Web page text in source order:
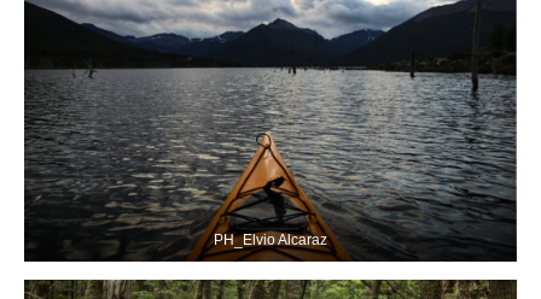
PH_Elvio Alcaraz